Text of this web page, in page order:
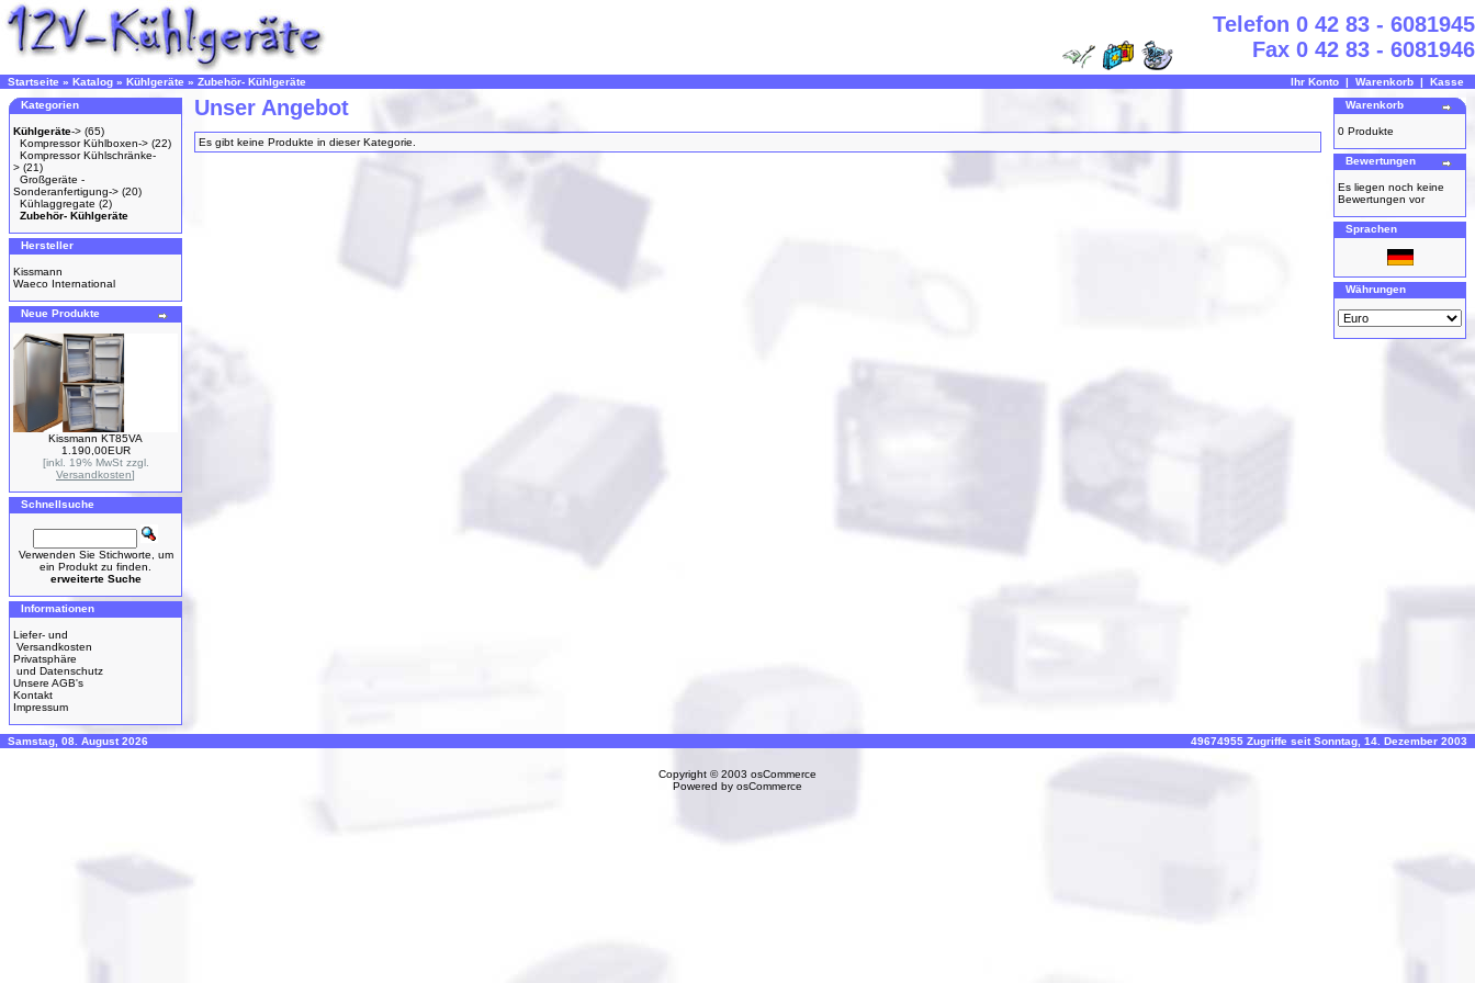
Telefon 0 42 83 - 6081945
Fax 0 42 83 - 6081946
Startseite » Katalog » Kühlgeräte » Zubehör- Kühlgeräte Ihr Konto | Warenkorb | Kasse
Kategorien
Kühlgeräte-> (65)
Kompressor Kühlboxen-> (22)
Kompressor Kühlschränke-
> (21)
Großgeräte -
Sonderanfertigung-> (20)
Kühlaggregate (2)
Zubehör- Kühlgeräte
Hersteller
Kissmann
Waeco International
Neue Produkte
Kissmann KT85VA
1.190,00EUR
[inkl. 19% MwSt zzgl.
Versandkosten]
Schnellsuche
Verwenden Sie Stichworte, um
ein Produkt zu finden.
erweiterte Suche
Informationen
Liefer- und
Versandkosten
Privatsphäre
und Datenschutz
Unsere AGB's
Kontakt
Impressum
Unser Angebot
Es gibt keine Produkte in dieser Kategorie.
Warenkorb
0 Produkte
Bewertungen
Es liegen noch keine
Bewertungen vor
Sprachen
Währungen
Samstag, 08. August 2026 49674955 Zugriffe seit Sonntag, 14. Dezember 2003
Copyright © 2003 osCommerce
Powered by osCommerce